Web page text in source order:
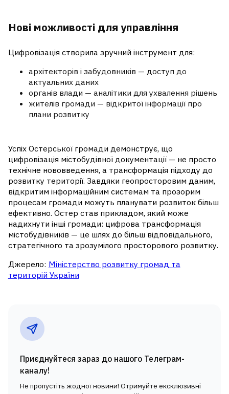
Нові можливості для управління
Цифровізація створила зручний інструмент для:
архітекторів і забудовників — доступ до
актуальних даних
органів влади — аналітики для ухвалення рішень
жителів громади — відкритої інформації про
плани розвитку
Успіх Остерської громади демонструє, що
цифровізація містобудівної документації — не просто
технічне нововведення, а трансформація підходу до
розвитку території. Завдяки геопросторовим даним,
відкритим інформаційним системам та прозорим
процесам громади можуть планувати розвиток більш
ефективно. Остер став прикладом, який може
надихнути інші громади: цифрова трансформація
містобудівників — це шлях до більш відповідального,
стратегічного та зрозумілого просторового розвитку.
Джерело: Міністерство розвитку громад та
територій України
Приєднуйтеся зараз до нашого Телеграм-
каналу!
Не пропустіть жодної новини! Отримуйте ексклюзивні